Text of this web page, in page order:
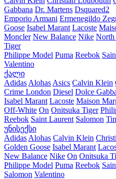
Gabbana Dr. Martens Dsquared2
Emporio Armani Ermenegildo
Goose Isabel Marant Lacoste
Moncler New Balance Nike North
Tiger
Philippe Model Puma Reebok
Valentino
ქალი
Adidas Alohas Asics Calvin Klein
Crime London Diesel Dolce
Isabel Marant Lacoste Maison
Off-White On Onitsuka Tiger
Reebok Saint Laurent Salomon
უნისექსი
Adidas Alohas Calvin Klein
Golden Goose Isabel Marant
New Balance Nike On Onitsuka
Philippe Model Puma Reebok
Salomon Valentino